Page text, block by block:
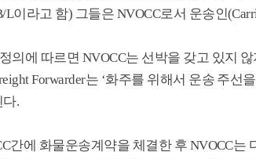
L이라고 함) 그들은 NVOCC로서 운송인
의에 따르면 NVOCC는 선박을 갖고 있지
Forwarder는 ‘화주를 위해서 운송 주선
다.
간에 화물운송계약을 체결한 후 NVOCC는